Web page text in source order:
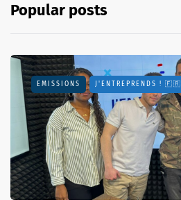
Popular posts
EMISSIONS J'ENTREPRENDS ! 🇫🇷